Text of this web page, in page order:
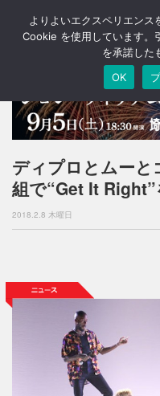
ディプロとムーと
組で“Get It
2018.2.8 木曜日
よりよいエクスペリエンス
Cookie を使用しています。
を承諾した
OK